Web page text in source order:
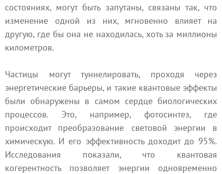
состояниях, могут быть запутаны, связаны так, что
изменение одной из них, мгновенно влияет на
другую, где бы она не находилась, хоть за миллионы
километров.
Частицы могут туннелировать, проходя через
энергетические барьеры, и такие квантовые эффекты
были обнаружены в самом сердце биологических
процессов. Это, например, фотосинтез, где
происходит преобразование световой энергии в
химическую. И его эффективность доходит до 95%.
Исследования показали, что квантовая
когерентность позволяет энергии одновременно